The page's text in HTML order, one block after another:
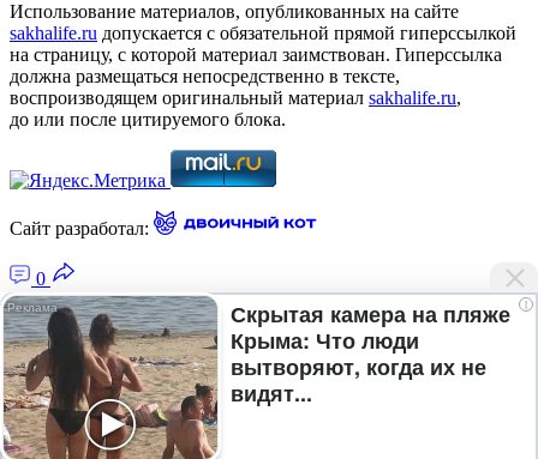
Использование материалов, опубликованных на сайте
sakhalife.ru допускается с обязательной прямой гиперссылкой
на страницу, с которой материал заимствован. Гиперссылка
должна размещаться непосредственно в тексте,
воспроизводящем оригинальный материал sakhalife.ru,
до или после цитируемого блока.
Сайт разработал:
0
Главная — Новости Якутии и мира
Лента новостей
Рубрики
Подписка
i
Скрытая камера на пляже
Крыма: Что люди
вытворяют, когда их не
видят...